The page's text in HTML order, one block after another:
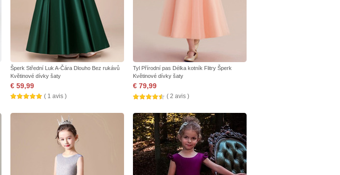
Šperk Střední Luk A-Čára Dlouho Bez rukávů
Květinové dívky šaty
€ 59,99
( 1 avis )
Tyl Přírodní pas Délka kotník Flitry Šperk
Květinové dívky šaty
€ 79,99
( 2 avis )